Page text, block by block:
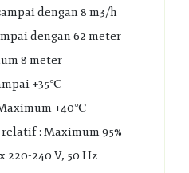
dengan 8 m3/h
dengan 62 meter
8 meter
+35℃
+40℃
: Maximum 95%
220-240 V, 50 Hz